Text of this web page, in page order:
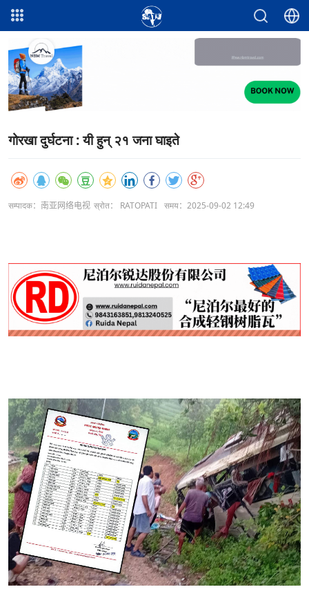
गोरखा दुर्घटना : यी हुन् २१ जना घाइते
सम्पादक：南亚网络电视 स्रोत： RATOPATI समय：2025-09-02 12:49